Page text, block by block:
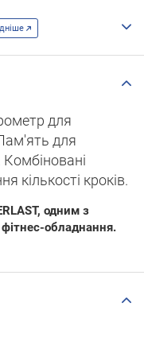
для
для
Комбіновані
кількості кроків.
одним з
фітнес-обладнання.